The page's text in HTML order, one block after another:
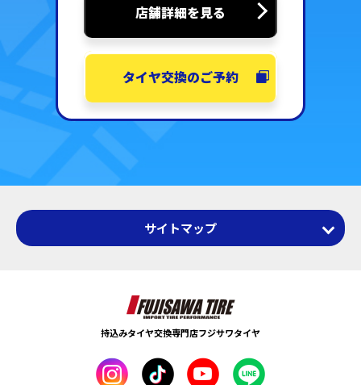
店舗詳細を見る
タイヤ交換のご予約
サイトマップ
ニュース・トピックス
お客様の声・事例紹介
ネットでかんたん予約
持込みタイヤ交換専門店フジサワタイヤ